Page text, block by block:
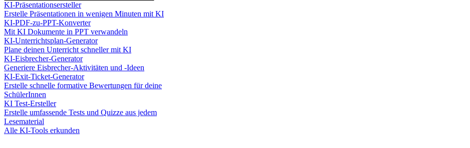
KI-Präsentationsersteller
Erstelle Präsentationen in wenigen Minuten mit KI
KI-PDF-zu-PPT-Konverter
Mit KI Dokumente in PPT verwandeln
KI-Unterrichtsplan-Generator
Plane deinen Unterricht schneller mit KI
KI-Eisbrecher-Generator
Generiere Eisbrecher-Aktivitäten und -Ideen
KI-Exit-Ticket-Generator
Erstelle schnelle formative Bewertungen für deine
SchülerInnen
KI Test-Ersteller
Erstelle umfassende Tests und Quizze aus jedem
Lesematerial
Alle KI-Tools erkunden